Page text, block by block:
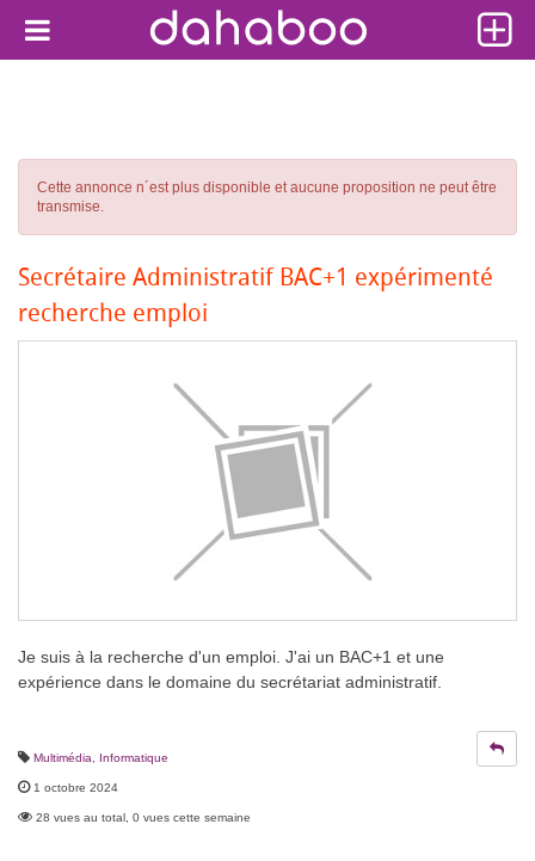
Cette annonce n´est plus disponible et aucune proposition ne peut être
transmise.
Secrétaire Administratif BAC+1 expérimenté
recherche emploi
Je suis à la recherche d'un emploi. J'ai un BAC+1 et une
expérience dans le domaine du secrétariat administratif.
Multimédia Informatique
1 octobre 2024
28 vues au total, 0 vues cette semaine